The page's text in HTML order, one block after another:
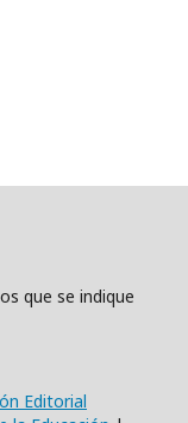
que se indique
Editorial